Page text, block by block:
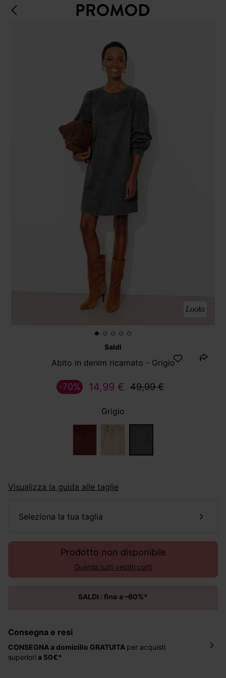
Looks
Saldi
Abito in denim ricamato - Grigio
14,99 € 49,99 €
-70%
Grigio
Visualizza la guida alle taglie
seleziona la tua taglia
Prodotto non disponibile
Guarda tutti vestiti corti
SALDI : fino a –60%*
Consegna e resi
CONSEGNA a domicilio GRATUITA per acquisti
superiori a 50€*